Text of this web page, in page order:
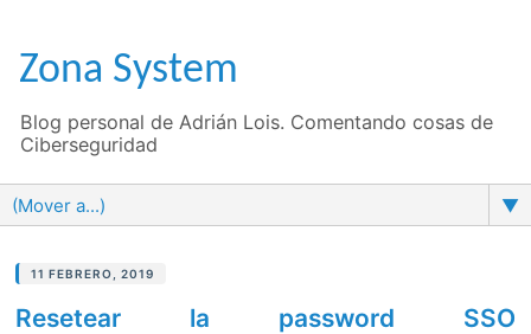
Zona System
Blog personal de Adrián Lois. Comentando cosas de
Ciberseguridad
▼
11 FEBRERO, 2019
Resetear la password SSO